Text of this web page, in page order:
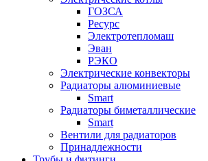
ГОЗСА
Ресурс
Электротепломаш
Эван
РЭКО
Электрические конвекторы
Радиаторы алюминиевые
Smart
Радиаторы биметаллические
Smart
Вентили для радиаторов
Принадлежности